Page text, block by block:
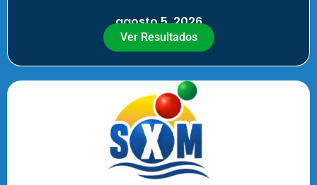
agosto 5, 2026
Ver Resultados
SXM Noche - Pick 3 Pick 4